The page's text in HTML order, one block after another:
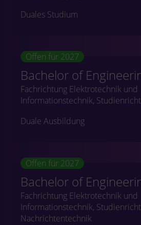
Duales Studium
Offen für 2027
Bachelor of
Fachrichtung Elektrotechnik und
Informationstechnik,
Duale Ausbildung
Offen für 2027
Bachelor of
Fachrichtung Elektrotechnik und
Informationstechnik,
Nachrichtentechnik